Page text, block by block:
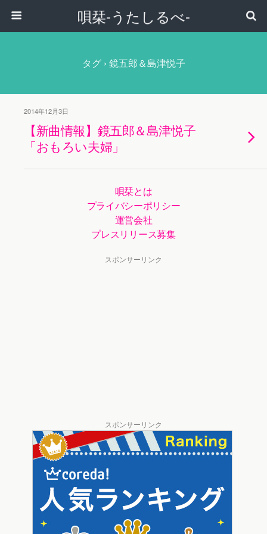
唄栞-うたしるべ-
タグ › 鏡五郎＆島津悦子
2014年12月3日
【新曲情報】鏡五郎＆島津悦子
「おもろい夫婦」
唄栞とは
プライバシーポリシー
運営会社
プレスリリース募集
スポンサーリンク
スポンサーリンク